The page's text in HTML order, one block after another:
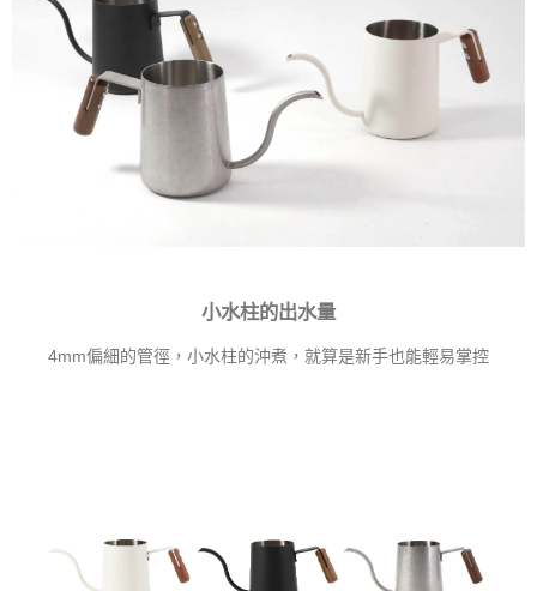
小水柱的出水量
4mm偏細的管徑，小水柱的沖煮，就算是新手也能輕易掌控